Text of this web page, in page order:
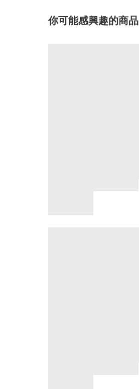
你可能感興趣的商品